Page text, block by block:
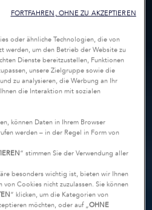
oder ähnliche Technologien, die von
werden, um den Betrieb der Website zu
Dienste bereitzustellen, Funktionen
unsere Zielgruppe sowie die
zu analysieren, die Werbung an Ihr
die Interaktion mit sozialen
können Daten in Ihrem Browser
werden – in der Regel in Form von
“ stimmen Sie der Verwendung aller
besonders wichtig ist, bieten wir Ihnen
Cookies nicht zuzulassen. Sie können
“ klicken, um die Kategorien von
möchten, oder auf „OHNE
FORTFAHREN, OHNE ZU AKZEPTIEREN